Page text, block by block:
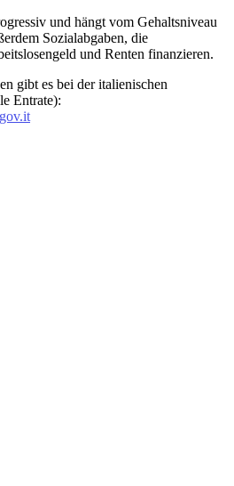
und hängt vom Gehaltsniveau
Sozialabgaben, die
und Renten finanzieren.
gibt es bei der italienischen
Entrate):